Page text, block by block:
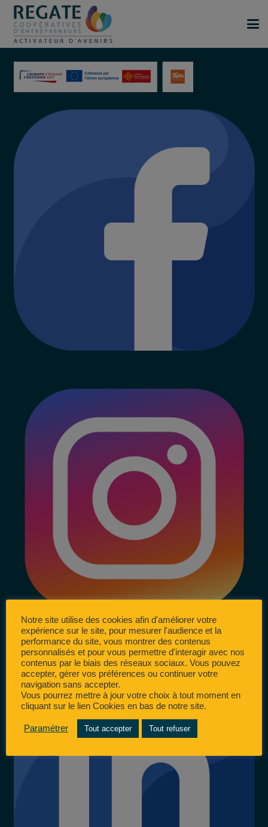
Notre site utilise des cookies afin d'améliorer votre
expérience sur le site, pour mesurer l'audience et la
performance du site, vous montrer des contenus
personnalisés et pour vous permettre d'interagir avec nos
contenus par le biais des réseaux sociaux. Vous pouvez
accepter, gérer vos préférences ou continuer votre
navigation sans accepter.
Vous pourrez mettre à jour votre choix à tout moment en
cliquant sur le lien Cookies en bas de notre site.
Paramétrer Tout accepter Tout refuser